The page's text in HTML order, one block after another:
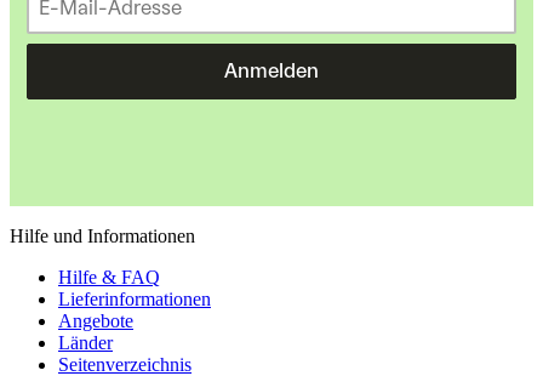
Anmelden
Hilfe und Informationen
Hilfe & FAQ
Lieferinformationen
Angebote
Länder
Seitenverzeichnis